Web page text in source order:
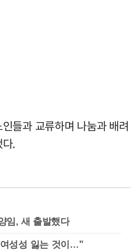
들과 교류하며 나눔과 배려
.
임, 새 출발했다
성성 잃는 것이…"